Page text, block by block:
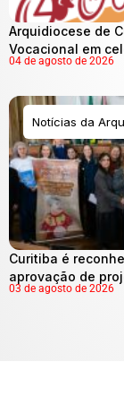
Arquidiocese de
Vocacional em
04 de agosto de 2026
Notícias da
Curitiba é
aprovação de
03 de agosto de 2026